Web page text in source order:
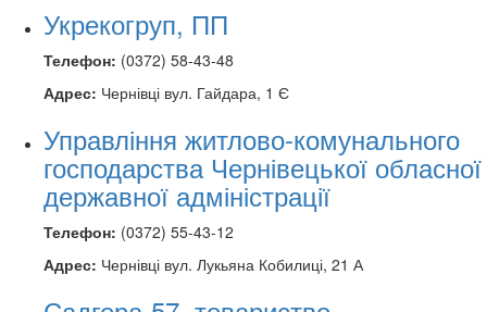
Укрекогруп, ПП
Телефон: (0372) 58-43-48
Адрес: Чернівці вул. Гайдара, 1 Є
Управління житлово-комунального
господарства Чернівецької обласної
державної адміністрації
Телефон: (0372) 55-43-12
Адрес: Чернівці вул. Лукьяна Кобилиці, 21 А